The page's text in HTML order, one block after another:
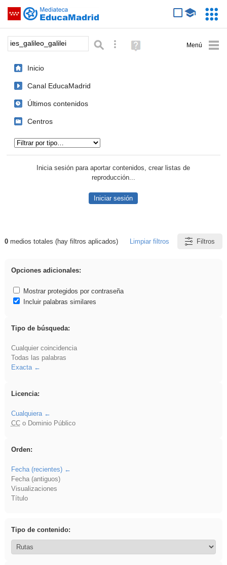
Saltar navegación
Palabra o frase: Búsqueda avanzada
Ayuda
(en
Inicio
Canal EducaMadrid
Últimos contenidos
Centros
Inicia sesión para aportar contenidos, crear listas de
reproducción...
Iniciar sesión
Resultados de: ies_galileo_galilei
0medios totales (hay filtros aplicados) Limpiar filtros Filtros
Opciones adicionales:
Mostrar protegidos por contraseña
Incluir palabras similares
Tipo de búsqueda:
Cualquier coincidencia
Todas las palabras
Exacta
Licencia:
Cualquiera
CCo Dominio Público
Orden:
Fecha (recientes)
Fecha (antiguos)
Visualizaciones
Título
Tipo de contenido: